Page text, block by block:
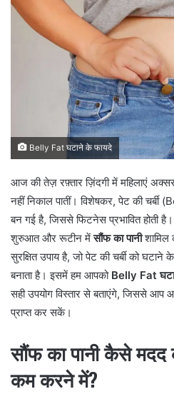
d
a
e
m
a
i
l
Belly Fat घटाने के फायदे
आज की तेज़ रफ़्तार ज़िंदगी में महिलाएं
नहीं निकाल पातीं। विशेषकर, पेट की चर्बी
बन गई है, जिससे फिटनेस प्रभावित होती
शुरुआत और रूटीन मेंसौंफ का पानीशामिल
सुरक्षित उपाय है, जो पेट की चर्बी को
बनाता है। इसमें हम आपको Belly Fat
सही उपयोग विस्तार से बताएंगे, जिससे आप
प्राप्त कर सकें।
सौंफ का पानी कैसे मदद
कम करने में?